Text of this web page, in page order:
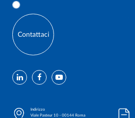
Contattaci
Indirizzo
Viale Pasteur 10 - 00144 Roma